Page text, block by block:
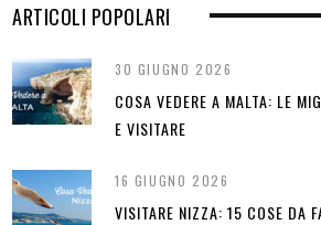
ARTICOLI POPOLARI
30 GIUGNO 2026
COSA VEDERE A MALTA: LE
E VISITARE
16 GIUGNO 2026
VISITARE NIZZA: 15 COSE DA